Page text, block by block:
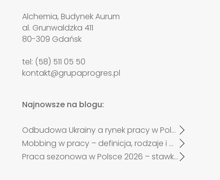
Alchemia, Budynek Aurum
al. Grunwaldzka 411
80-309 Gdańsk
tel: (58) 511 05 50
kontakt@grupaprogres.pl
Najnowsze na blogu:
Odbudowa Ukrainy a rynek pracy w Polsce. Czy zabraknie specjalistów?
Mobbing w pracy – definicja, rodzaje i przykłady
Praca sezonowa w Polsce 2026 – stawki, trendy i nowe zasady zatrudnienia